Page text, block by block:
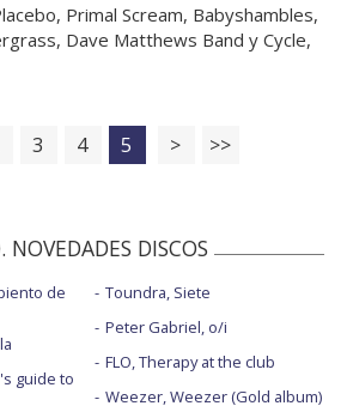
Primal Scream, Babyshambles,
Dave Matthews Band y Cycle,
3 4 5 > >>
NOVEDADES DISCOS
de
guide to
Toundra, Siete
Peter Gabriel, o/i
FLO, Therapy at the club
Weezer, Weezer (Gold album)